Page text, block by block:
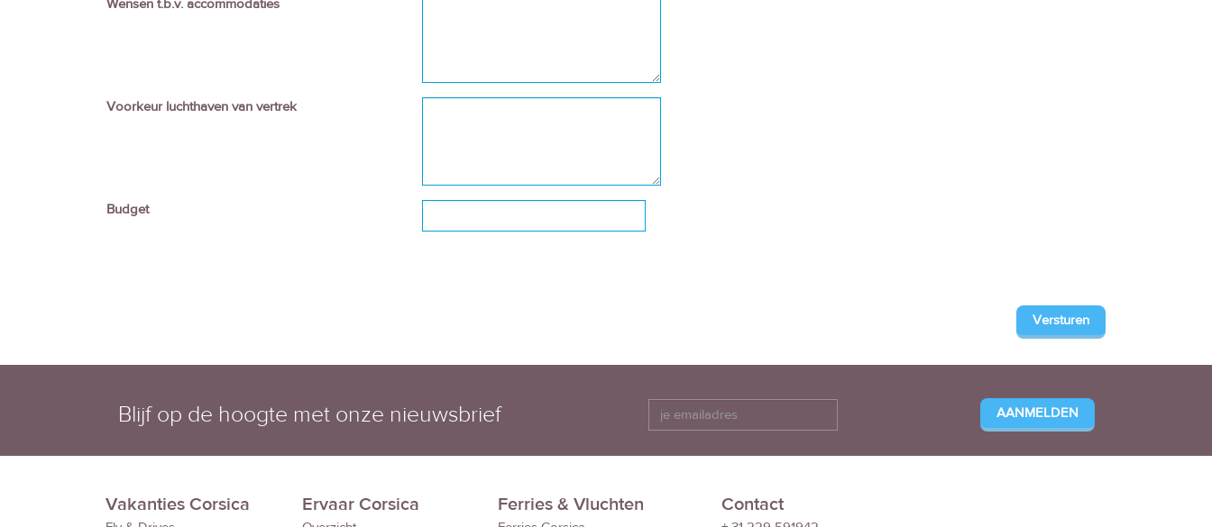
Wensen t.b.v. accommodaties
Voorkeur luchthaven van vertrek
Budget
Blijf op de hoogte met onze nieuwsbrief
Vakanties Corsica Ervaar Corsica Ferries & Vluchten Contact